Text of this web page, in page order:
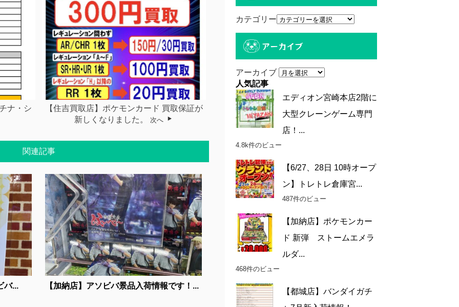
ナ・シ
【住吉買取店】ポケモンカード 買取保証が
新しくなりました。
次へ
関連記事
バ... 【加納店】アソビバ景品入荷情報です！...
カテゴリー
アーカイブ
アーカイブ
人気記事
エディオン宮崎本店2階に
大型クレーンゲーム専門
店！...
4.8k件のビュー
【6/27、28日 10時オープ
ン】トレトレ倉庫宮...
487件のビュー
【加納店】ポケモンカー
ド 新弾 ストームエメラ
ルダ...
468件のビュー
【都城店】バンダイガチ